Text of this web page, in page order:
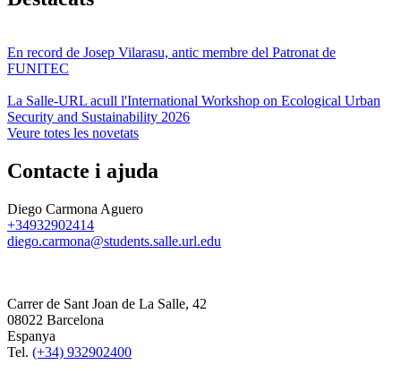
En record de Josep Vilarasu, antic membre del Patronat de
FUNITEC
La Salle-URL acull l'International Workshop on Ecological Urban
Security and Sustainability 2026
Veure totes les novetats
Contacte i ajuda
Diego Carmona Aguero
+34932902414
diego.carmona@students.salle.url.edu
Carrer de Sant Joan de La Salle, 42
08022 Barcelona
Espanya
Tel. (+34) 932902400